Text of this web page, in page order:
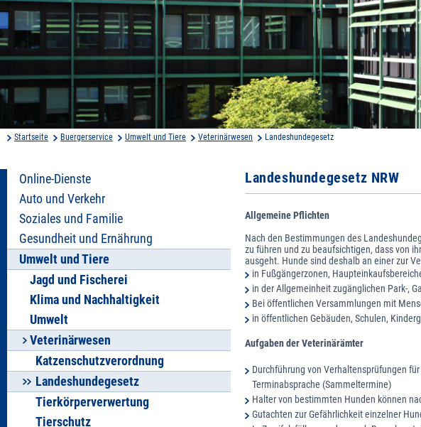
Startseite Buergerservice Umwelt und Tiere Veterinärwesen Landeshundegesetz
Online-Dienste
Auto und Verkehr
Soziales und Familie
Gesundheit und Ernährung
Umwelt und Tiere
Jagd und Fischerei
Klima und Nachhaltigkeit
Umwelt
Veterinärwesen
Katzenschutzverordnung
Landeshundegesetz
Tierkörperverwertung
Tierschutz
Landeshundegesetz NRW
Allgemeine Pflichten
Nach den Bestimmungen des
zu führen und zu beaufsichtigen, dass von
ausgeht. Hunde sind deshalb an einer zur
in Fußgängerzonen,
in der Allgemeinheit zugänglichen Park-,
Bei öffentlichen Versammlungen mit
in öffentlichen Gebäuden, Schulen,
Aufgaben der Veterinärämter
Durchführung von Verhaltensprüfungen
Terminabsprache (Sammeltermine)
Halter von bestimmten Hunden können
Gutachten zur Gefährlichkeit einzelner